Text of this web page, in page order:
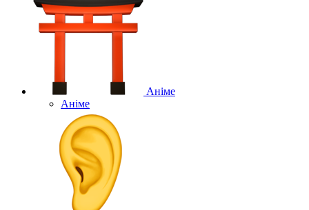
Аніме
Аніме